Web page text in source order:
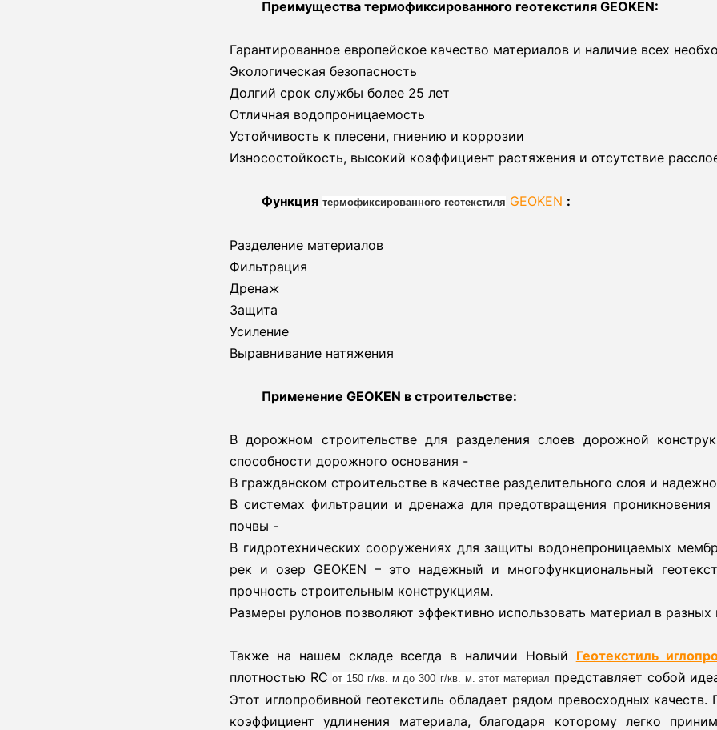
Преимущества термофиксированного геотекстиля GEOKEN:
Гарантированное европейское качество материалов и наличие всех
Экологическая безопасность
Долгий срок службы более 25 лет
Отличная водопроницаемость
Устойчивость к плесени, гниению и коррозии
Износостойкость, высокий коэффициент растяжения и отсутствие
Функция термофиксированного геотекстиля GEOKEN :
Разделение материалов
Фильтрация
Дренаж
Защита
Усиление
Выравнивание натяжения
Применение GEOKEN в строительстве:
В дорожном строительстве для разделения слоев дорожной
способности дорожного основания -
В гражданском строительстве в качестве разделительного слоя и
В системах фильтрации и дренажа для предотвращения проникновения
почвы -
В гидротехнических сооружениях для защиты водонепроницаемых
рек и озер GEOKEN – это надежный и многофункциональный
прочность строительным конструкциям.
Размеры рулонов позволяют эффективно использовать материал в разных
Также на нашем складе всегда в наличии Новый Геотекстиль
плотностью RCот 150 г/кв. м до 300 г/кв. м. этот материал представляет собой
Этот иглопробивной геотекстиль обладает рядом превосходных
коэффициент удлинения материала, благодаря которому легко